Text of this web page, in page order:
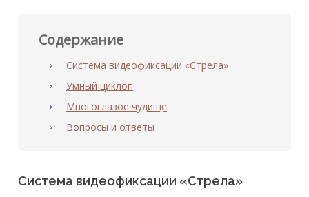
Содержание
Система видеофиксации «Стрела»
Умный циклоп
Многоглазое чудище
Вопросы и ответы
Система видеофиксации «Стрела»